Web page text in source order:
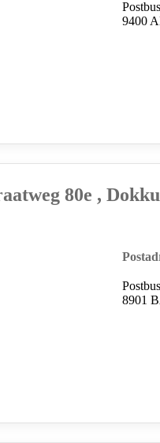
9400
80e ,
8901